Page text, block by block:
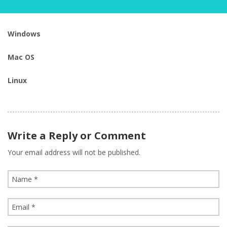
Windows
Mac OS
Linux
Write a Reply or Comment
Your email address will not be published.